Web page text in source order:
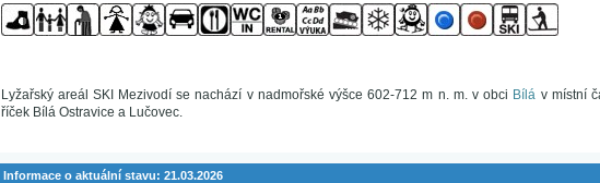
Lyžařský areál SKI Mezivodí se nachází v nadmořské výšce 602-712 m n. m. v obci Bílá v místní
říček Bílá Ostravice a Lučovec.
Informace o aktuální stavu: 21.03.2026